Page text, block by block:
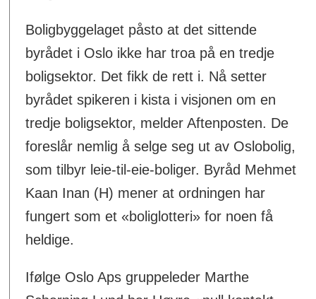
Boligbyggelaget påsto at det sittende
byrådet i Oslo ikke har troa på en tredje
boligsektor. Det fikk de rett i. Nå setter
byrådet spikeren i kista i visjonen om en
tredje boligsektor, melder Aftenposten. De
foreslår nemlig å selge seg ut av Oslobolig,
som tilbyr leie-til-eie-boliger. Byråd Mehmet
Kaan Inan (H) mener at ordningen har
fungert som et «boliglotteri» for noen få
heldige.
Ifølge Oslo Aps gruppeleder Marthe